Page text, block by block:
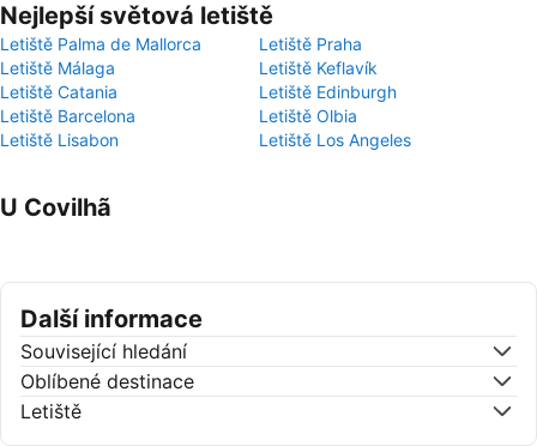
Nejlepší světová letiště
Letiště Palma de Mallorca
Letiště Praha
Letiště Málaga
Letiště Keflavík
Letiště Catania
Letiště Edinburgh
Letiště Barcelona
Letiště Olbia
Letiště Lisabon
Letiště Los Angeles
U Covilhã
Další informace
Související hledání
Oblíbené destinace
Letiště